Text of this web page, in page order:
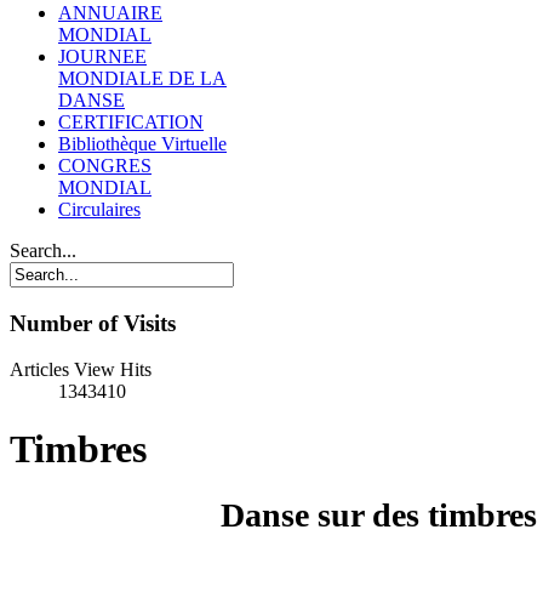
ANNUAIRE
MONDIAL
JOURNEE
MONDIALE DE LA
DANSE
CERTIFICATION
Bibliothèque Virtuelle
CONGRES
MONDIAL
Circulaires
Search...
Number of Visits
Articles View Hits
1343410
Timbres
Danse sur des